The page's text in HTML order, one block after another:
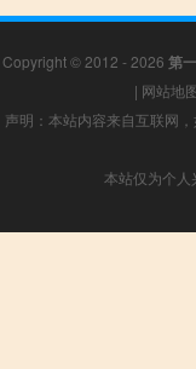
Copyright © 2012 - 2026 第
| 网站地
声明：本站内容来自互联网
本站仅为个人